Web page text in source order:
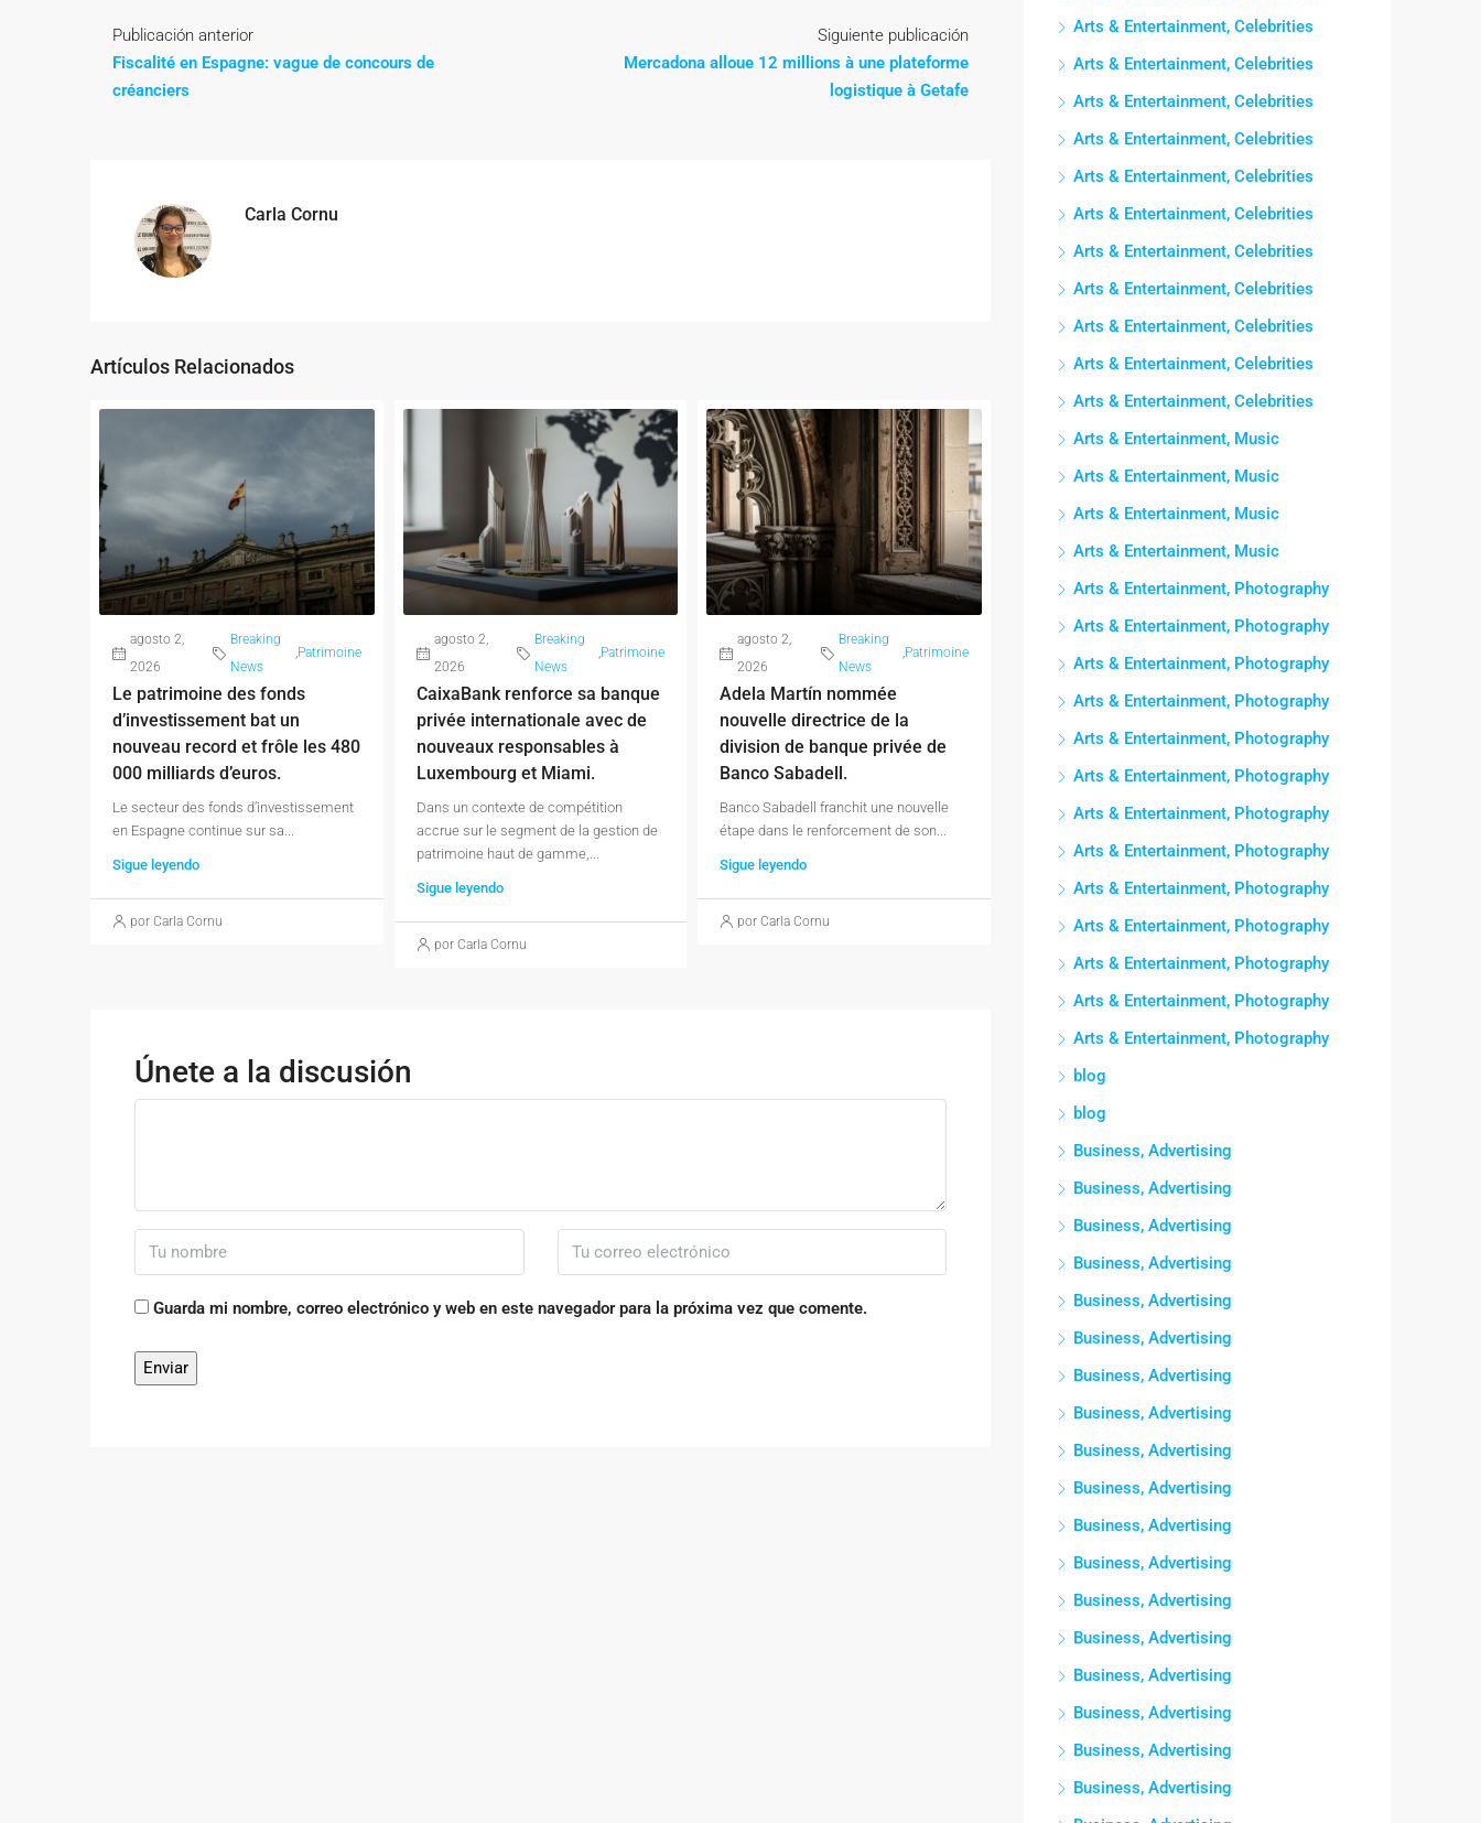
Publicación anterior
Fiscalité en Espagne: vague de concours de
créanciers
Siguiente publicación
Mercadona alloue 12 millions à une plateforme
logistique à Getafe
Carla Cornu
Artículos Relacionados
agosto 2,
2026
Breaking
News
,Patrimoine
Le patrimoine des fonds
d’investissement bat un
nouveau record et frôle les 480
000 milliards d’euros.
Le secteur des fonds d’investissement
en Espagne continue sur sa...
Sigue leyendo
por Carla Cornu
agosto 2,
2026
Breaking
News
,Patrimoine
CaixaBank renforce sa banque
privée internationale avec de
nouveaux responsables à
Luxembourg et Miami.
Dans un contexte de compétition
accrue sur le segment de la gestion de
patrimoine haut de gamme,...
Sigue leyendo
por Carla Cornu
agosto 2,
2026
Breaking
News
,Patrimoine
Adela Martín nommée
nouvelle directrice de la
division de banque privée de
Banco Sabadell.
Banco Sabadell franchit une nouvelle
étape dans le renforcement de son...
Sigue leyendo
por Carla Cornu
Únete a la discusión
Guarda mi nombre, correo electrónico y web en este navegador para la próxima vez que comente.
Arts & Entertainment, Celebrities
Arts & Entertainment, Celebrities
Arts & Entertainment, Celebrities
Arts & Entertainment, Celebrities
Arts & Entertainment, Celebrities
Arts & Entertainment, Celebrities
Arts & Entertainment, Celebrities
Arts & Entertainment, Celebrities
Arts & Entertainment, Celebrities
Arts & Entertainment, Celebrities
Arts & Entertainment, Celebrities
Arts & Entertainment, Music
Arts & Entertainment, Music
Arts & Entertainment, Music
Arts & Entertainment, Music
Arts & Entertainment, Photography
Arts & Entertainment, Photography
Arts & Entertainment, Photography
Arts & Entertainment, Photography
Arts & Entertainment, Photography
Arts & Entertainment, Photography
Arts & Entertainment, Photography
Arts & Entertainment, Photography
Arts & Entertainment, Photography
Arts & Entertainment, Photography
Arts & Entertainment, Photography
Arts & Entertainment, Photography
Arts & Entertainment, Photography
blog
blog
Business, Advertising
Business, Advertising
Business, Advertising
Business, Advertising
Business, Advertising
Business, Advertising
Business, Advertising
Business, Advertising
Business, Advertising
Business, Advertising
Business, Advertising
Business, Advertising
Business, Advertising
Business, Advertising
Business, Advertising
Business, Advertising
Business, Advertising
Business, Advertising